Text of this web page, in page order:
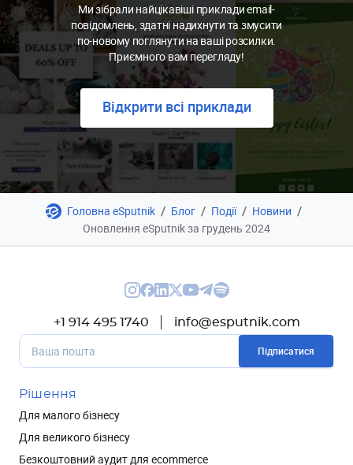
Ми зібрали найцікавіші приклади email-
повідомлень, здатні надихнути та змусити
по-новому поглянути на ваші розсилки.
Приємного вам перегляду!
Відкрити всі приклади
Головна eSputnik / Блог / Події / Новини /
Оновлення eSputnik за грудень 2024
+1 914 495 1740 info@esputnik.com
Підписатися
Рішення
Для малого бізнесу
Для великого бізнесу
Безкоштовний аудит для ecommerce